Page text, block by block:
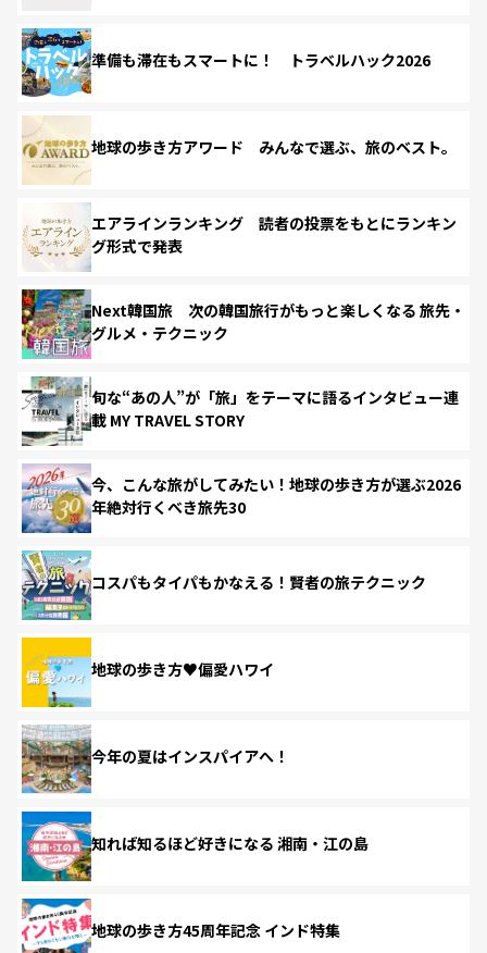
準備も滞在もスマートに！ トラベルハック2026
地球の歩き方アワード みんなで選ぶ、旅のベスト。
エアラインランキング 読者の投票をもとにランキン
グ形式で発表
Next韓国旅 次の韓国旅行がもっと楽しくなる 旅先・
グルメ・テクニック
旬な“あの人”が「旅」をテーマに語るインタビュー連
載 MY TRAVEL STORY
今、こんな旅がしてみたい！地球の歩き方が選ぶ2026
年絶対行くべき旅先30
コスパもタイパもかなえる！賢者の旅テクニック
地球の歩き方♥偏愛ハワイ
今年の夏はインスパイアへ！
知れば知るほど好きになる 湘南・江の島
地球の歩き方45周年記念 インド特集